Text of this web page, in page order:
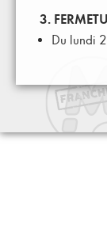
3.
Du lundi